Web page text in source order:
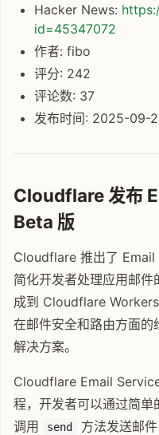
Hacker News:
id=45347072
作者: fibo
评分: 242
评论数: 37
发布时间: 2025-09-
Cloudflare 发布
Beta 版
Cloudflare 推出了
简化开发者处理应用邮
成到 Cloudflare
在邮件安全和路由方面
解决方案。
Cloudflare Email
程，开发者可以通过简
调用
send
方法发送邮